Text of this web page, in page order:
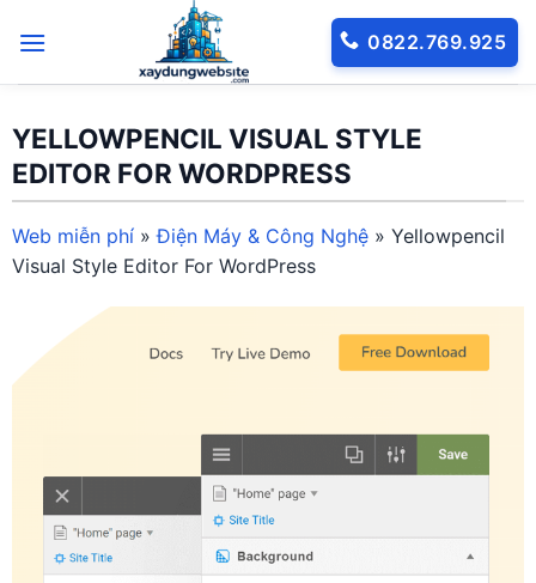
qua
0822.769.925
YELLOWPENCIL VISUAL STYLE
EDITOR FOR WORDPRESS
Web miễn phí »Điện Máy & Công Nghệ » Yellowpencil
Visual Style Editor For WordPress